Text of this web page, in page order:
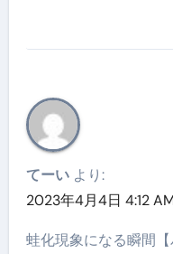
てーい より:
2023年4月4日 4:12
蛙化現象になる瞬間